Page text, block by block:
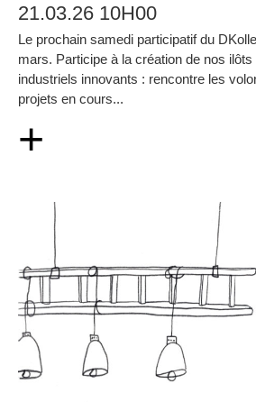
21.03.26 10H00
Le prochain samedi participatif du
mars. Participe à la création de nos
industriels innovants : rencontre les
projets en cours...
+